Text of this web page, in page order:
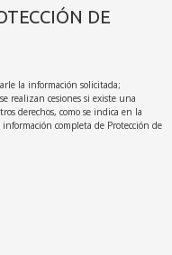
DE
la información solicitada;
realizan cesiones si existe una
derechos, como se indica en la
completa de Protección de